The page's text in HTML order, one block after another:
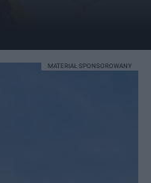
MATERIAŁ SPONSOROWANY